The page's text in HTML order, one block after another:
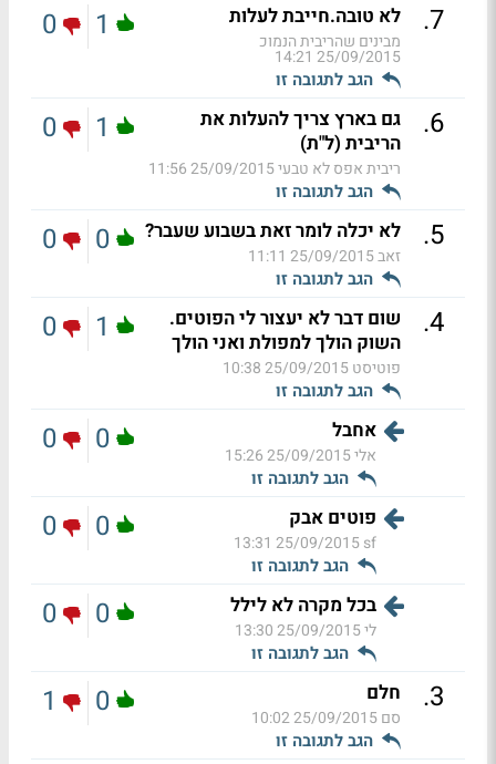
7
. לא טובה.חייבת לעלות
מבינים שהריבית הנמוכ
25/09/2015 14:21
הגב לתגובה זו
1
0
6
.
גם בארץ צריך להעלות את
הריבית (ל"ת)
ריבית אפס לא טבעי25/09/2015 11:56
הגב לתגובה זו
1
0
5
. לא יכלה לומר זאת בשבוע שעבר?
זאב25/09/2015 11:11
הגב לתגובה זו
0
0
4
.
שום דבר לא יעצור לי הפוטים.
השוק הולך למפולת ואני הולך
פוטיסט25/09/2015 10:38
הגב לתגובה זו
1
0
אחבל
אלי25/09/2015 15:26
הגב לתגובה זו
0
0
פוטים אבק
sf
25/09/2015 13:31
הגב לתגובה זו
0
0
בכל מקרה לא לילל
לי25/09/2015 13:30
הגב לתגובה זו
0
0
3
. חלם
סם25/09/2015 10:02
הגב לתגובה זו
0
1